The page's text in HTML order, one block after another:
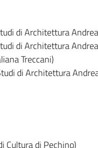
di Architettura
di Architettura
Treccani)
di Architettura
Cultura di Pechino)